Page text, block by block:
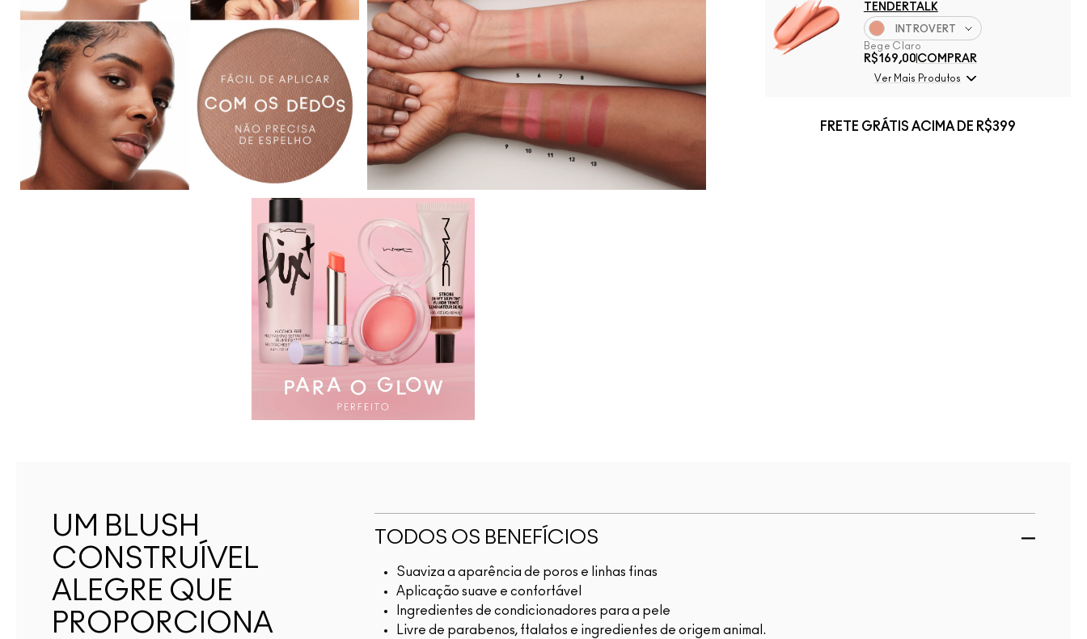
TENDERTALK
INTROVERT
Bege Claro
R$169,00 COMPRAR
Ver Mais Produtos
FRETE GRÁTIS ACIMA DE R$399
UM BLUSH
CONSTRUÍVEL
ALEGRE QUE
PROPORCIONA
TODOS OS BENEFÍCIOS
Suaviza a aparência de poros e linhas finas
Aplicação suave e confortável
Ingredientes de condicionadores para a pele
Livre de parabenos, ftalatos e ingredientes de origem animal.